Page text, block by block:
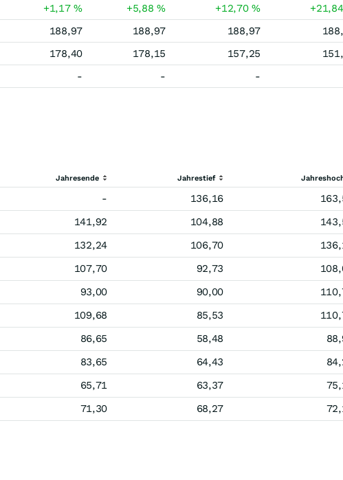
+1,17% +5,88% +12,70%
188,97 188,97 188,97
178,40 178,15 157,25
- - -
Jahresende Jahrestief
- 136,16
141,92 104,88
132,24 106,70
107,70 92,73
93,00 90,00
109,68 85,53
86,65 58,48
83,65 64,43
65,71 63,37
71,30 68,27